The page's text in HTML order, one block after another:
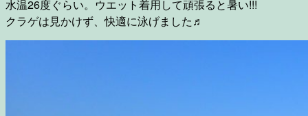
水温26度ぐらい。ウエット着用して頑張ると暑い!!!
クラゲは見かけず、快適に泳げました♬